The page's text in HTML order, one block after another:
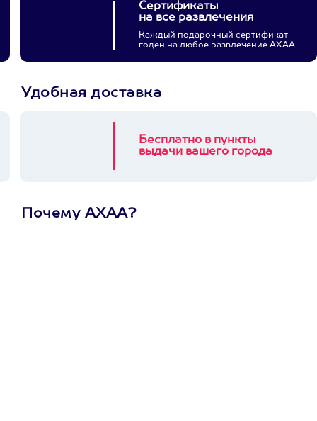
Сертификаты
на все развлечения
Каждый подарочный сертификат
годен на любое развлечение АХАА
Удобная доставка
Бесплатно в пункты
выдачи вашего города
Почему АХАА?